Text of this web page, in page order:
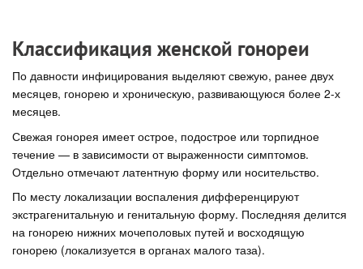
Классификация женской гонореи
По давности инфицирования выделяют свежую, ранее двух
месяцев, гонорею и хроническую, развивающуюся более 2-х
месяцев.
Свежая гонорея имеет острое, подострое или торпидное
течение — в зависимости от выраженности симптомов.
Отдельно отмечают латентную форму или носительство.
По месту локализации воспаления дифференцируют
экстрагенитальную и генитальную форму. Последняя делится
на гонорею нижних мочеполовых путей и восходящую
гонорею (локализуется в органах малого таза).